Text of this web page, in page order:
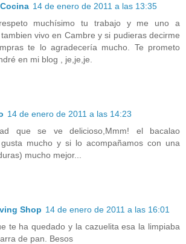
14 de enero de 2011 a las 13:35
muchísimo tu trabajo y me uno a
vivo en Cambre y si pudieras decirme
te lo agradecería mucho. Te prometo
en mi blog , je,je,je.
14 de enero de 2011 a las 14:23
que se ve delicioso,Mmm! el bacalao
mucho y si lo acompañamos con una
mucho mejor...
Shop 14 de enero de 2011 a las 16:01
te ha quedado y la cazuelita esa la limpiaba
de pan. Besos